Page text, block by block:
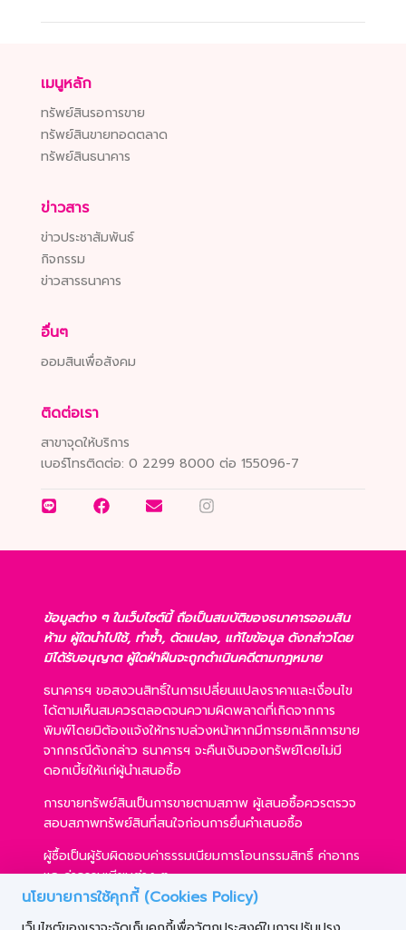
นโยบายการใช้คุกกี้ (Cookies Policy)
เมนูหลัก
ทรัพย์สินรอการขาย
ทรัพย์สินขายทอดตลาด
ทรัพย์สินธนาคาร
ข่าวสาร
ข่าวประชาสัมพันธ์
กิจกรรม
ข่าวสารธนาคาร
อื่นๆ
ออมสินเพื่อสังคม
ติดต่อเรา
สาขาจุดให้บริการ
เบอร์โทรติดต่อ: 0 2299 8000 ต่อ 155096-7
ข้อมูลต่าง ๆ ในเว็บไซต์นี้ ถือเป็นสมบัติของธนาคารออมสิน
ห้าม ผู้ใดนำไปใช้, ทำซ้ำ, ดัดแปลง, แก้ไขข้อมูล ดังกล่าวโดย
มิได้รับอนุญาต ผู้ใดฝ่าฝืนจะถูกดำเนินคดีตามกฎหมาย
ธนาคารฯ ขอสงวนสิทธิ์ในการเปลี่ยนแปลงราคาและเงื่อนไข
ได้ตามเห็นสมควรตลอดจนความผิดพลาดที่เกิดจากการ
พิมพ์โดยมิต้องแจ้งให้ทราบล่วงหน้าหากมีการยกเลิกการขาย
จากกรณีดังกล่าว ธนาคารฯ จะคืนเงินจองทรัพย์โดยไม่มี
ดอกเบี้ยให้แก่ผู้นำเสนอซื้อ
การขายทรัพย์สินเป็นการขายตามสภาพ ผู้เสนอซื้อควรตรวจ
สอบสภาพทรัพย์สินที่สนใจก่อนการยื่นคำเสนอซื้อ
ผู้ซื้อเป็นผู้รับผิดชอบค่าธรรมเนียมการโอนกรรมสิทธิ์ ค่าอากร
และค่าธรรมเนียมต่าง ๆ
ผู้ซื้อสามารถขอสินเชื่อได้ตามหลักเกณฑ์ของธนาคารฯ และ